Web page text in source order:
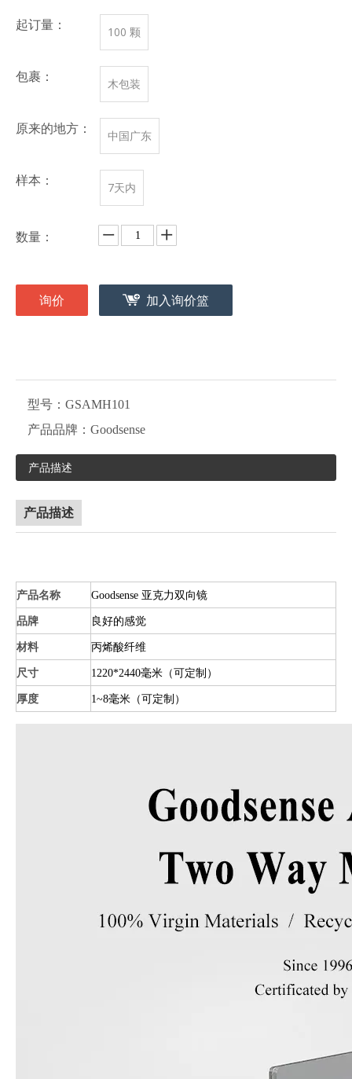
起订量： 100 颗
包裹： 木包装
原来的地方： 中国广东
样本： 7天内
数量：
询价 加入询价篮
型号： GSAMH101
产品品牌： Goodsense
产品描述
产品描述
产品名称 Goodsense 亚克力双向镜
品牌 良好的感觉
材料 丙烯酸纤维
尺寸 1220*2440毫米（可定制）
厚度 1~8毫米（可定制）